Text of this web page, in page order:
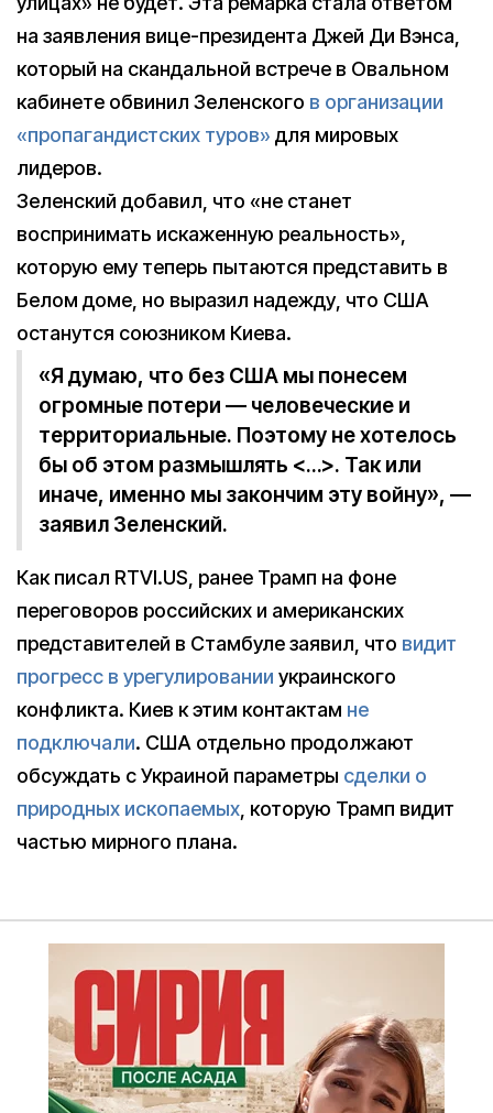
на заявления вице-президента Джей Ди Вэнса,
который на скандальной встрече в Овальном
кабинете обвинил Зеленского в организации
«пропагандистских туров» для мировых
лидеров.
Зеленский добавил, что «не станет
воспринимать искаженную реальность»,
которую ему теперь пытаются представить в
Белом доме, но выразил надежду, что США
останутся союзником Киева.
«Я думаю, что без США мы понесем
огромные потери — человеческие и
территориальные. Поэтому не хотелось
бы об этом размышлять <…>. Так или
иначе, именно мы закончим эту войну», —
заявил Зеленский.
Как писал RTVI.US, ранее Трамп на фоне
переговоров российских и американских
представителей в Стамбуле заявил, что видит
прогресс в урегулировании украинского
конфликта. Киев к этим контактам не
подключали. США отдельно продолжают
обсуждать с Украиной параметры сделки о
природных ископаемых, которую Трамп видит
частью мирного плана.